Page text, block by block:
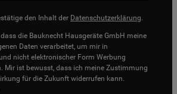
den Inhalt der Datenschutzerklärung.
die Bauknecht Hausgeräte GmbH meine
Daten verarbeitet, um mir in
nicht elektronischer Form Werbung
Mir ist bewusst, dass ich meine Zustimmung
für die Zukunft widerrufen kann.